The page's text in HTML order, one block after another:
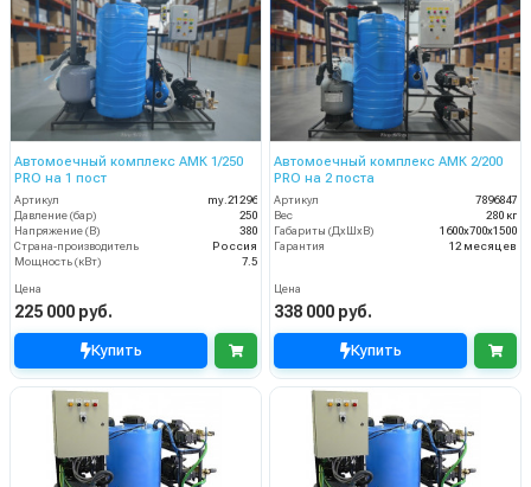
Автомоечный комплекс АМК 1/250
PRO на 1 пост
Артикул
my.21296
Давление (бар)
250
Напряжение (В)
380
Страна-производитель
Россия
Мощность (кВт)
7.5
Цена
225 000 руб.
Купить
Автомоечный комплекс АМК 2/200
PRO на 2 поста
Артикул
7896847
Вес
280 кг
Габариты (ДхШхВ)
1600х700х1500
Гарантия
12 месяцев
Цена
338 000 руб.
Купить